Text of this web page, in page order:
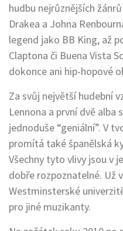
hudbu nejrůznějších
Drakea a Johna
legend jako BB King, až
Claptona či Buena Vista
dokonce ani hip-hopové
Za svůj největší hudební
Lennona a první dvě alba
jednoduše “geniální”. V
promítá také španělská
Všechny tyto vlivy jsou v
dobře rozpoznatelné. Už
Westminsterské
pro jiné muzikanty.